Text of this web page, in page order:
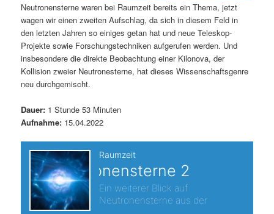
n
h
a
l
t
s
p
r
n
I
n
h
a
l
t
s
Neutronensterne waren bei Raumzeit bereits ein Thema, jetzt
wagen wir einen zweiten Aufschlag, da sich in diesem Feld in
den letzten Jahren so einiges getan hat und neue Teleskop-
Projekte sowie Forschungstechniken aufgerufen werden. Und
insbesondere die direkte Beobachtung einer Kilonova, der
Kollision zweier Neutronesterne, hat dieses Wissenschaftsgenre
neu durchgemischt.
Dauer: 1 Stunde 53 Minuten
Aufnahme: 15.04.2022